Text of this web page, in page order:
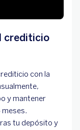
crediticio
con la
y mantener
tu depósito y